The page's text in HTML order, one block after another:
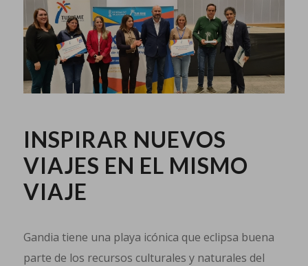
INSPIRAR NUEVOS
VIAJES EN EL MISMO
VIAJE
Gandia tiene una playa icónica que eclipsa buena
parte de los recursos culturales y naturales del